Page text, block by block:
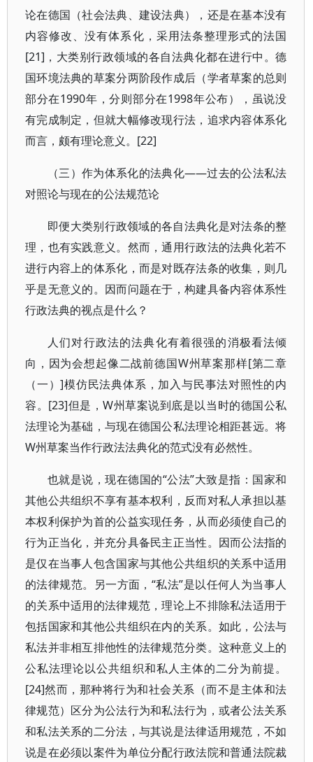
论在德国（社会法典、建设法典），还是在基本没有
内容修改、没有体系化，采用法条整理形式的法国
[21]，大类别行政领域的各自法典化都在进行中。德
国环境法典的草案分两阶段作成后（学者草案的总则
部分在1990年，分则部分在1998年公布），虽说没
有完成制定，但就大幅修改现行法，追求内容体系化
而言，颇有理论意义。[22]
（三）作为体系化的法典化——过去的公法私法
对照论与现在的公法规范论
即便大类别行政领域的各自法典化是对法条的整
理，也有实践意义。然而，通用行政法的法典化若不
进行内容上的体系化，而是对既存法条的收集，则几
乎是无意义的。因而问题在于，构建具备内容体系性
行政法典的视点是什么？
人们对行政法的法典化有着很强的消极看法倾
向，因为会想起像二战前德国W州草案那样[第二章
（一）]模仿民法典体系，加入与民事法对照性的内
容。[23]但是，W州草案说到底是以当时的德国公私
法理论为基础，与现在德国公私法理论相距甚远。将
W州草案当作行政法法典化的范式没有必然性。
也就是说，现在德国的“公法”大致是指：国家和
其他公共组织不享有基本权利，反而对私人承担以基
本权利保护为首的公益实现任务，从而必须使自己的
行为正当化，并充分具备民主正当性。因而公法指的
是仅在当事人包含国家与其他公共组织的关系中适用
的法律规范。另一方面，“私法”是以任何人为当事人
的关系中适用的法律规范，理论上不排除私法适用于
包括国家和其他公共组织在内的关系。如此，公法与
私法并非相互排他性的法律规范分类。这种意义上的
公私法理论以公共组织和私人主体的二分为前提。
[24]然而，那种将行为和社会关系（而不是主体和法
律规范）区分为公法行为和私法行为，或者公法关系
和私法关系的二分法，与其说是法律适用规范，不如
说是在必须以案件为单位分配行政法院和普通法院裁